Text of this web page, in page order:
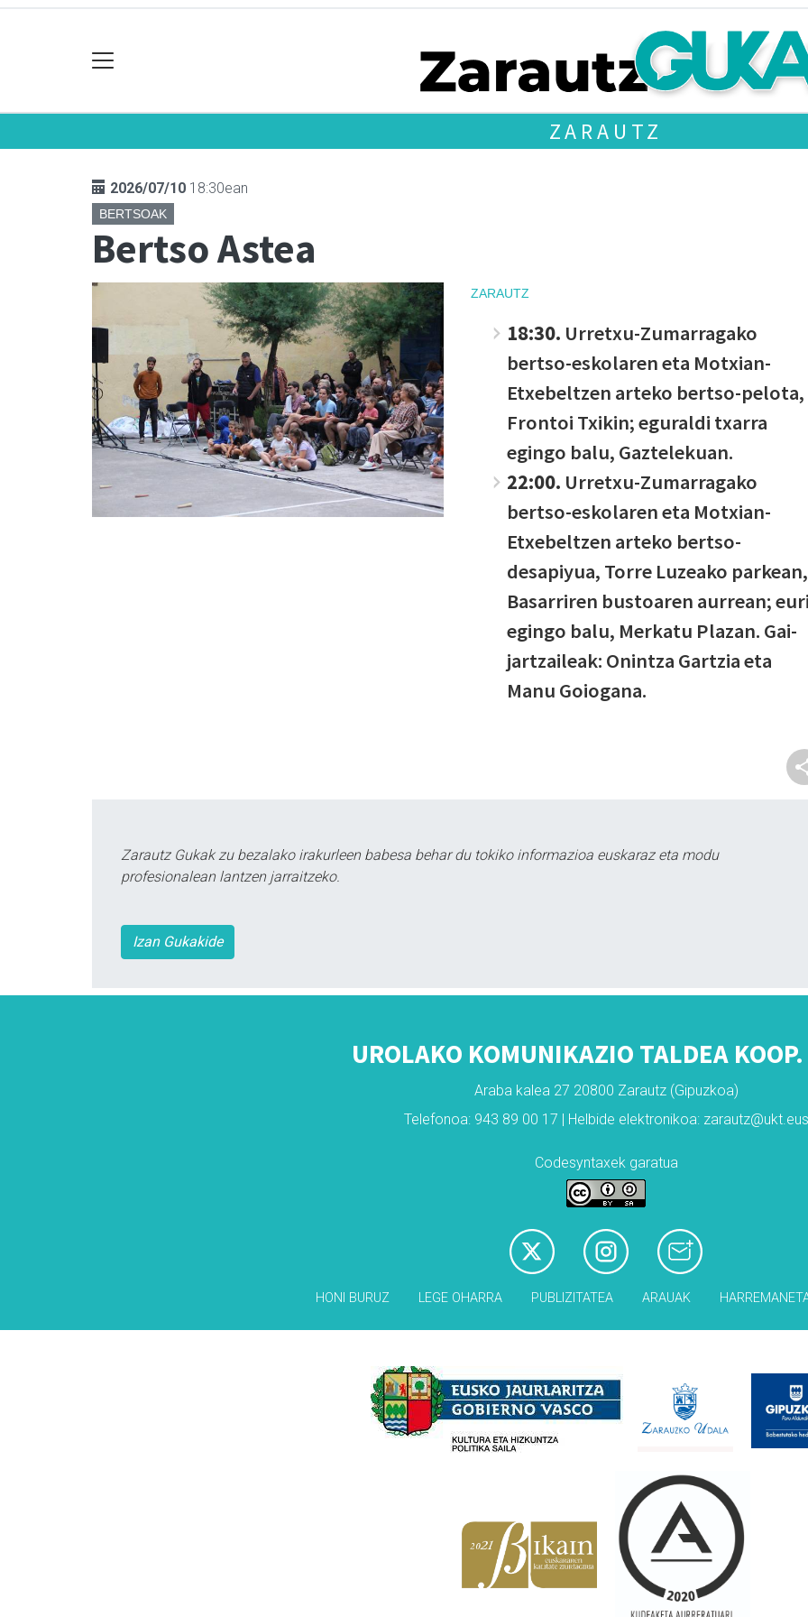
ZARAUTZ
2026/07/10 18:30ean
BERTSOAK
Bertso Astea
ZARAUTZ
18:30. Urretxu-Zumarragako
bertso-eskolaren eta Motxian-
Etxebeltzen arteko bertso-pelota,
Frontoi Txikin; eguraldi txarra
egingo balu, Gaztelekuan.
22:00. Urretxu-Zumarragako
bertso-eskolaren eta Motxian-
Etxebeltzen arteko bertso-
desapiyua, Torre Luzeako parkean,
Basarriren bustoaren aurrean;
egingo balu, Merkatu Plazan. Gai-
jartzaileak: Onintza Gartzia eta
Manu Goiogana.
Zarautz Gukak zu bezalako irakurleen babesa behar du tokiko informazioa euskaraz eta modu
profesionalean lantzen jarraitzeko.
Izan Gukakide
UROLAKO KOMUNIKAZIO TALDEA
Araba kalea 27 20800 Zarautz (Gipuzkoa)
Telefonoa: 943 89 00 17 | Helbide elektronikoa: zarautz@ukt.eus
Codesyntaxek garatua
HONI BURUZ LEGE OHARRA PUBLIZITATEA ARAUAK